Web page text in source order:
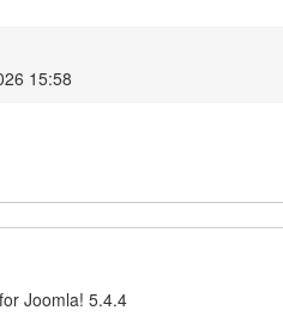
15:58
Joomla! 5.4.4